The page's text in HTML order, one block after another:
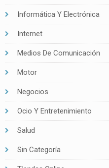
Informática Y Electrónica
Internet
Medios De Comunicación
Motor
Negocios
Ocio Y Entretenimiento
Salud
Sin Categoría